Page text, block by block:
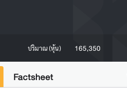
ปริมาณ (หุ้น) 165,350
Factsheet